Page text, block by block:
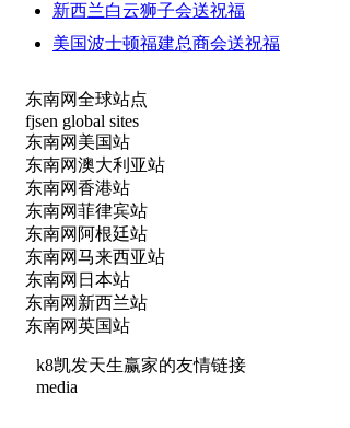
新西兰白云狮子会送祝福
美国波士顿福建总商会送祝福
东南网全球站点
fjsen global sites
东南网美国站
东南网澳大利亚站
东南网香港站
东南网菲律宾站
东南网阿根廷站
东南网马来西亚站
东南网日本站
东南网新西兰站
东南网英国站
k8凯发天生赢家的友情链接
media